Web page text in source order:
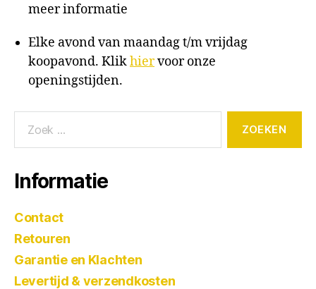
meer informatie
Elke avond van maandag t/m vrijdag
koopavond. Klikhiervoor onze
openingstijden.
Informatie
Contact
Retouren
Garantie en Klachten
Levertijd & verzendkosten